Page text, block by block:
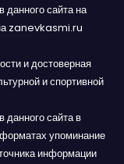
данного сайта на
zanevkasmi.ru
и достоверная
и спортивной
данного сайта в
упоминание
информации